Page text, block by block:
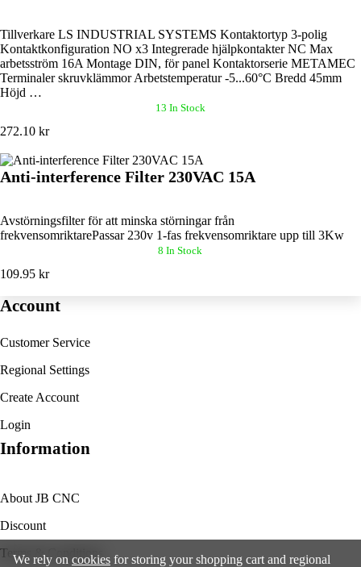
Tillverkare LS INDUSTRIAL SYSTEMS Kontaktortyp 3-polig
Kontaktkonfiguration NO x3 Integrerade hjälpkontakter NC Max
arbetsström 16A Montage DIN, för panel Kontaktorserie METAMEC
Terminaler skruvklämmor Arbetstemperatur -5...60°C Bredd 45mm
Höjd …
13 In Stock
272.10 kr
Anti-interference Filter 230VAC 15A
Avstörningsfilter för att minska störningar från
frekvensomriktarePassar 230v 1-fas frekvensomriktare upp till 3Kw
8 In Stock
109.95 kr
We rely on cookies for storing your shopping cart and regional
Account
Customer Service
Regional Settings
Create Account
Login
Information
About JB CNC
Discount
Terms & Conditions